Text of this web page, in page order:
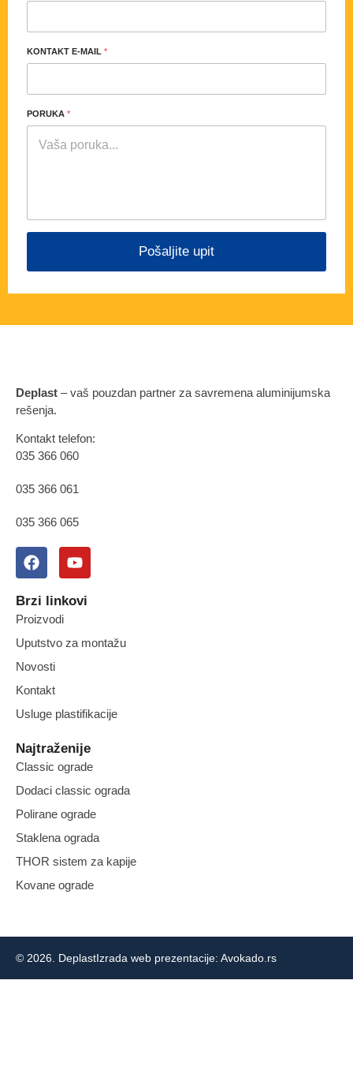
KONTAKT E-MAIL *
PORUKA *
Pošaljite upit
Deplast – vaš pouzdan partner za savremena aluminijumska
rešenja.
Kontakt telefon:
035 366 060
035 366 061
035 366 065
Brzi linkovi
Proizvodi
Uputstvo za montažu
Novosti
Kontakt
Usluge plastifikacije
Najtraženije
Classic ograde
Dodaci classic ograda
Polirane ograde
Staklena ograda
THOR sistem za kapije
Kovane ograde
© 2026. DeplastIzrada web prezentacije: Avokado.rs